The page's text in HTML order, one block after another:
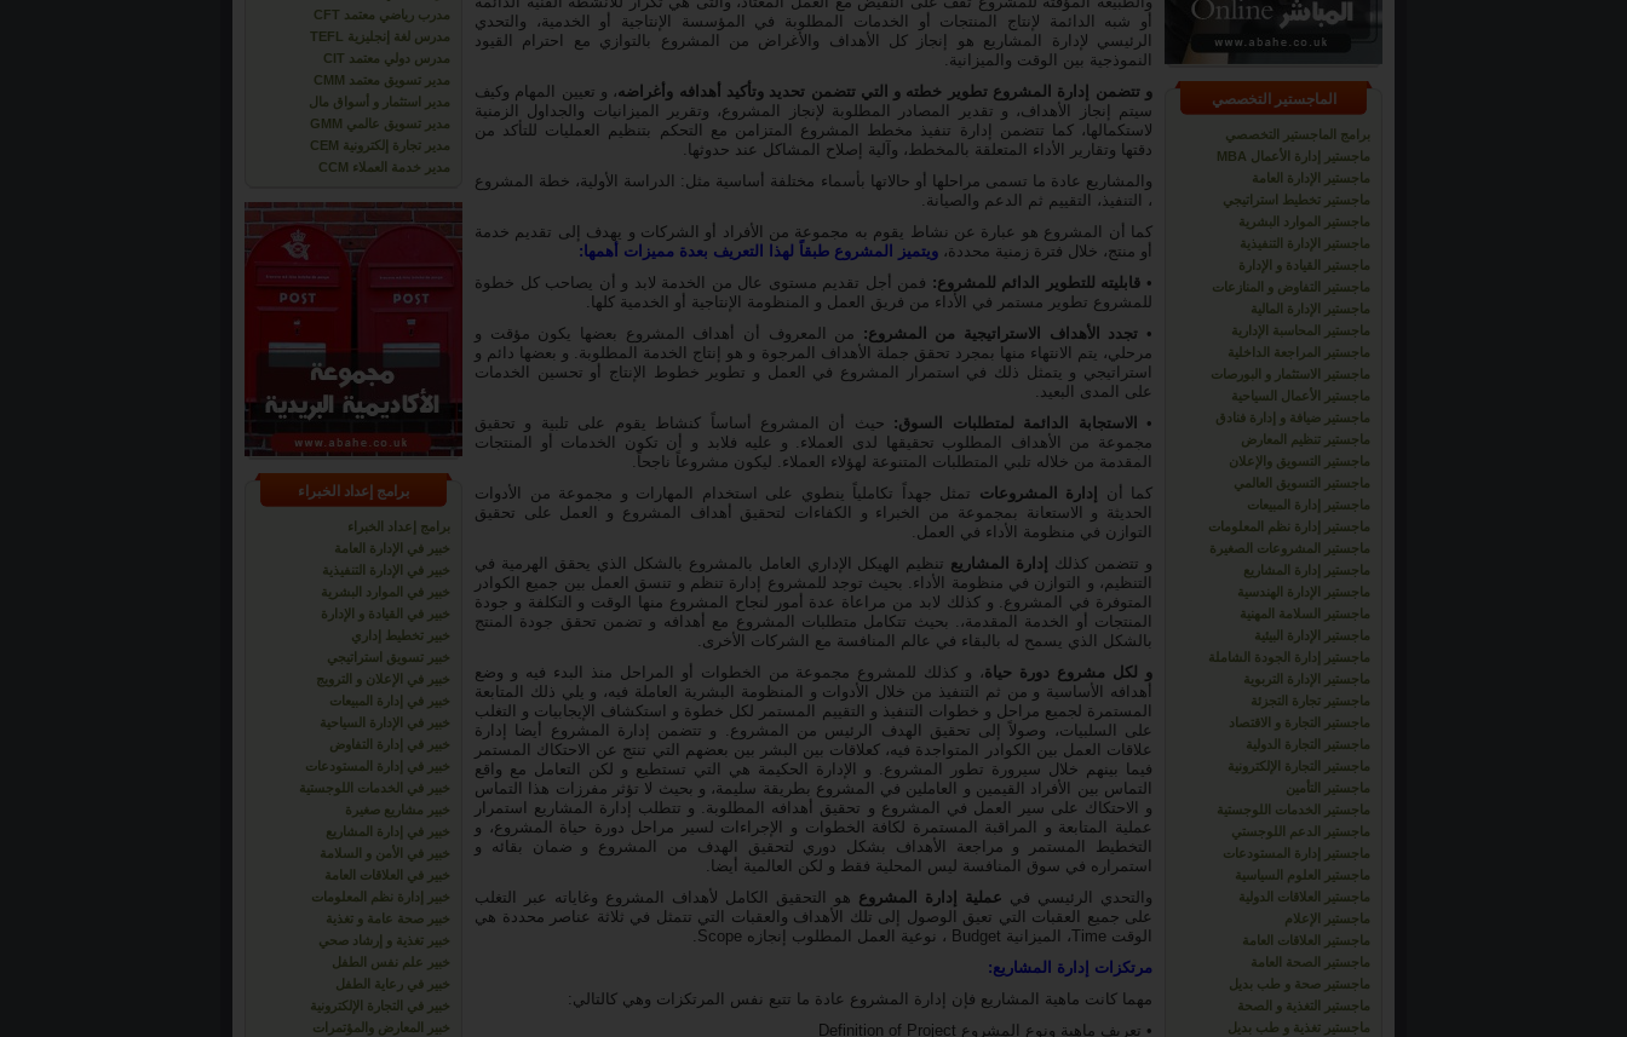
مدرب رياضي معتمد CFT
مدرس لغة إنجليزية TEFL
مدرس دولي معتمد CIT
مدير تسويق معتمد CMM
مدير استثمار و أسواق مال
مدير تسويق عالمي GMM
مدير تجارة إلكترونية CEM
مدير خدمة العملاء CCM
برامج إعداد الخبراء
برامج إعداد الخبراء
خبير في الإدارة العامة
خبير في الإدارة التنفيذية
خبير في الموارد البشرية
خبير في القيادة و الإدارة
خبير تخطيط إداري
خبير تسويق استراتيجي
خبير في الإعلان و الترويج
خبير في إدارة المبيعات
خبير في الإدارة السياحية
خبير في إدارة التفاوض
خبير في إدارة المستودعات
خبير في الخدمات اللوجستية
خبير مشاريع صغيرة
خبير في إدارة المشاريع
خبير في الأمن و السلامة
خبير في العلاقات العامة
خبير إدارة نظم المعلومات
خبير صحة عامة و تغذية
خبير تغذية و إرشاد صحي
خبير علم نفس الطفل
خبير في رعاية الطفل
خبير في التجارة الإلكترونية
خبير المعارض والمؤتمرات
أو شبه الدائمة لإنتاج المنتجات أو الخدمات المطلوبة في المؤسسة الإنتاجية أو الخدمية، والتحدي
الرئيسي لإدارة المشاريع هو إنجاز كل الأهداف والأغراض من المشروع بالتوازي مع احترام القيود
النموذجية بين الوقت والميزانية.
و تتضمن إدارة المشروع تطوير خطته و التي تتضمن تحديد وتأكيد أهدافه وأغراضه، و تعيين المهام وكيف
سيتم إنجاز الأهداف، و تقدير المصادر المطلوبة لإنجاز المشروع، وتقرير الميزانيات والجداول الزمنية
لاستكمالها، كما تتضمن إدارة تنفيذ مخطط المشروع المتزامن مع التحكم بتنظيم العمليات للتأكد من
دقتها وتقارير الأداء المتعلقة بالمخطط، وآلية إصلاح المشاكل عند حدوثها.
والمشاريع عادة ما تسمى مراحلها أو حالاتها بأسماء مختلفة أساسية مثل: الدراسة الأولية، خطة المشروع
، التنفيذ، التقييم ثم الدعم والصيانة.
كما أن المشروع هو عبارة عن نشاط يقوم به مجموعة من الأفراد أو الشركات و يهدف إلى تقديم خدمة
أو منتج، خلال فترة زمنية محددة، ويتميز المشروع طبقاً لهذا التعريف بعدة مميزات أهمها:
• قابليته للتطوير الدائم للمشروع: فمن أجل تقديم مستوى عال من الخدمة لابد و أن يصاحب كل خطوة
للمشروع تطوير مستمر في الأداء من فريق العمل و المنظومة الإنتاجية أو الخدمية كلها.
• تجدد الأهداف الاستراتيجية من المشروع: من المعروف أن أهداف المشروع بعضها يكون مؤقت و
مرحلي، يتم الانتهاء منها بمجرد تحقق جملة الأهداف المرجوة و هو إنتاج الخدمة المطلوبة. و بعضها دائم و
استراتيجي و يتمثل ذلك في استمرار المشروع في العمل و تطوير خطوط الإنتاج أو تحسين الخدمات
على المدى البعيد.
•
الاستجابة الدائمة لمتطلبات السوق: حيث أن المشروع أساساً كنشاط يقوم على تلبية و تحقيق
مجموعة من الأهداف المطلوب تحقيقها لدى العملاء. و عليه فلابد و أن تكون الخدمات أو المنتجات
المقدمة من خلاله تلبي المتطلبات المتنوعة لهؤلاء العملاء. ليكون مشروعاً ناجحاً.
كما أن
إدارة المشروعات تمثل جهداً تكاملياً ينطوي على استخدام المهارات و مجموعة من الأدوات
الحديثة و الاستعانة بمجموعة من الخبراء و الكفاءات لتحقيق أهداف المشروع و العمل على تحقيق
التوازن في منظومة الأداء في العمل.
و تتضمن كذلك
إدارة المشاريع تنظيم الهيكل الإداري العامل بالمشروع بالشكل الذي يحقق الهرمية في
التنظيم، و التوازن في منظومة الأداء. بحيث توجد للمشروع إدارة تنظم و تنسق العمل بين جميع الكوادر
المتوفرة في المشروع. و كذلك لابد من مراعاة عدة أمور لنجاح المشروع منها الوقت و التكلفة و جودة
المنتجات أو الخدمة المقدمة،. بحيث تتكامل متطلبات المشروع مع أهدافه و تضمن تحقق جودة المنتج
بالشكل الذي يسمح له بالبقاء في عالم المنافسة مع الشركات الأخرى.
و لكل مشروع دورة حياة، و كذلك للمشروع مجموعة من الخطوات أو المراحل منذ البدء فيه و وضع
أهدافه الأساسية و من ثم التنفيذ من خلال الأدوات و المنظومة البشرية العاملة فيه، و يلي ذلك المتابعة
المستمرة لجميع مراحل و خطوات التنفيذ و التقييم المستمر لكل خطوة و استكشاف الإيجابيات و التغلب
على السلبيات، وصولاً إلى تحقيق الهدف الرئيس من المشروع. و تتضمن إدارة المشروع أيضا إدارة
علاقات العمل بين الكوادر المتواجدة فيه، كعلاقات بين البشر بين بعضهم التي تنتج عن الاحتكاك المستمر
فيما بينهم خلال سيرورة تطور المشروع. و الإدارة الحكيمة هي التي تستطيع و لكن التعامل مع واقع
التماس بين الأفراد القيمين و العاملين في المشروع بطريقة سليمة، و بحيث لا تؤثر مفرزات هذا التماس
و الاحتكاك على سير العمل في المشروع و تحقيق أهدافه المطلوبة. و تتطلب إدارة المشاريع استمرار
عملية المتابعة و المراقبة المستمرة لكافة الخطوات و الإجراءات لسير مراحل دورة حياة المشروع، و
التخطيط المستمر و مراجعة الأهداف بشكل دوري لتحقيق الهدف من المشروع و ضمان بقائه و
استمراره في سوق المنافسة ليس المحلية فقط و لكن العالمية أيضا.
والتحدي الرئيسي في عملية إدارة المشروع هو التحقيق الكامل لأهداف المشروع وغاياته عبر التغلب
على جميع العقبات التي تعيق الوصول إلى تلك الأهداف والعقبات التي تتمثل في ثلاثة عناصر محددة هي
الوقت Time، الميزانية Budget ، نوعية العمل المطلوب إنجازه Scope.
مرتكزات إدارة المشاريع:
مهما كانت ماهية المشاريع فإن إدارة المشروع عادة ما تتبع نفس المرتكزات وهي كالتالي:
• تعريف ماهية ونوع المشروع Definition of Project
الماجستير التخصصي
برامج الماجستير التخصصي
ماجستير إدارة الأعمال MBA
ماجستير الإدارة العامة
ماجستير تخطيط استراتيجي
ماجستير الموارد البشرية
ماجستير الإدارة التنفيذية
ماجستير القيادة و الإدارة
ماجستير التفاوض و المنازعات
ماجستير الإدارة المالية
ماجستير المحاسبة الإدارية
ماجستير المراجعة الداخلية
ماجستير الاستثمار و البورصات
ماجستير الأعمال السياحية
ماجستير ضيافة و إدارة فنادق
ماجستير تنظيم المعارض
ماجستير التسويق والإعلان
ماجستير التسويق العالمي
ماجستير إدارة المبيعات
ماجستير إدارة نظم المعلومات
ماجستير المشروعات الصغيرة
ماجستير إدارة المشاريع
ماجستير الإدارة الهندسية
ماجستير السلامة المهنية
ماجستير الإدارة البيئية
ماجستير إدارة الجودة الشاملة
ماجستير الإدارة التربوية
ماجستير تجارة التجزئة
ماجستير التجارة و الاقتصاد
ماجستير التجارة الدولية
ماجستير التجارة الإلكترونية
ماجستير التأمين
ماجستير الخدمات اللوجستية
ماجستير الدعم اللوجستي
ماجستير إدارة المستودعات
ماجستير العلوم السياسية
ماجستير العلاقات الدولية
ماجستير الإعلام
ماجستير العلاقات العامة
ماجستير الصحة العامة
ماجستير صحة و طب بديل
ماجستير التغذية و الصحة
ماجستير تغذية و طب بديل